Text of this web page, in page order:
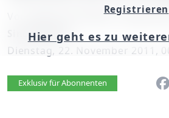
Albrecht Schmitt,
Sindelfingen
Dienstag, 22. November 2011,
Artikel vorlesen
Exklusiv für Abonnenten
Registrieren
Hier geht es zu